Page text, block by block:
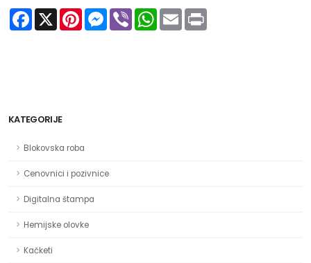
Facebook
X PinterestMessenger
Viber WhatsApp
Email
KATEGORIJE
Blokovska roba
Cenovnici i pozivnice
Digitalna štampa
Hemijske olovke
Kačketi